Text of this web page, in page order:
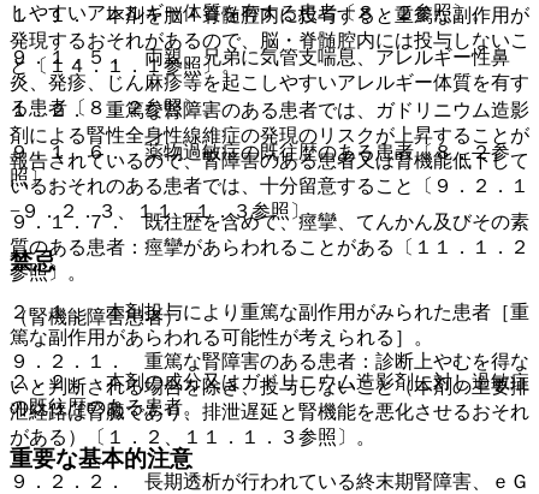
しやすいアレルギー体質を有する患者〔８．２参照〕。
９．１．５． 両親、兄弟に気管支喘息、アレルギー性鼻
炎、発疹、じん麻疹等を起こしやすいアレルギー体質を有す
る患者〔８．２参照〕。
９．１．６． 薬物過敏症の既往歴のある患者〔８．２参
照〕。
９．１．７． 既往歴を含めて、痙攣、てんかん及びその素
質のある患者：痙攣があらわれることがある〔１１．１．２
参照〕。
（腎機能障害患者）
９．２．１． 重篤な腎障害のある患者：診断上やむを得な
いと判断される場合を除き、投与しないこと（本剤の主要排
泄経路は腎臓であり、排泄遅延と腎機能を悪化させるおそれ
がある）〔１．２、１１．１．３参照〕。
９．２．２． 長期透析が行われている終末期腎障害、ｅＧ
１．１． 本剤を脳・脊髄腔内に投与すると重篤な副作用が
発現するおそれがあるので、脳・脊髄腔内には投与しないこ
と〔１４．１．１参照〕。
１．２． 重篤な腎障害のある患者では、ガドリニウム造影
剤による腎性全身性線維症の発現のリスクが上昇することが
報告されているので、腎障害のある患者又は腎機能低下して
いるおそれのある患者では、十分留意すること〔９．２．１
−９．２．３、１１．１．３参照〕。
禁忌
２．１． 本剤投与により重篤な副作用がみられた患者［重
篤な副作用があらわれる可能性が考えられる］。
２．２． 本剤の成分又はガドリニウム造影剤に対し過敏症
の既往歴のある患者。
重要な基本的注意